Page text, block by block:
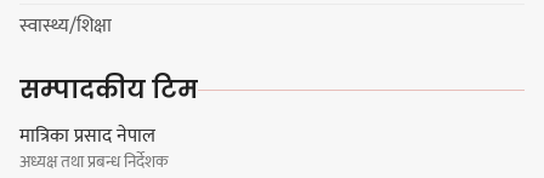
कार्यसम्पादनमा पहिलो
स्वास्थ्य/शिक्षा
सम्पादकीय टिम
मात्रिका प्रसाद नेपाल
अध्यक्ष तथा प्रबन्ध निर्देशक